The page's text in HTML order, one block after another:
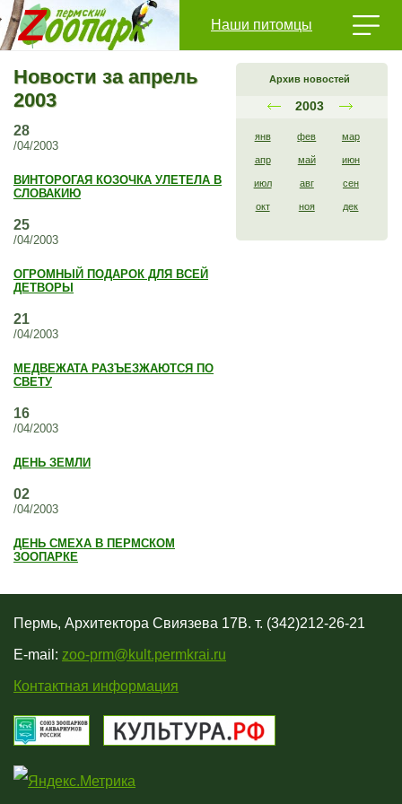
Наши питомцы
Архив новостей
2003
янв фев мар
апр май июн
июл авг сен
окт ноя дек
Новости за апрель
2003
28
/04/2003
ВИНТОРОГАЯ КОЗОЧКА УЛЕТЕЛА В
СЛОВАКИЮ
25
/04/2003
ОГРОМНЫЙ ПОДАРОК ДЛЯ ВСЕЙ
ДЕТВОРЫ
21
/04/2003
МЕДВЕЖАТА РАЗЪЕЗЖАЮТСЯ ПО
СВЕТУ
16
/04/2003
ДЕНЬ ЗЕМЛИ
02
/04/2003
ДЕНЬ СМЕХА В ПЕРМСКОМ
ЗООПАРКЕ
Пермь, Архитектора Свиязева 17В. т. (342)212-26-21
E-mail: zoo-prm@kult.permkrai.ru
Контактная информация